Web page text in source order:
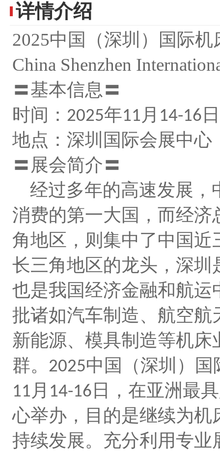
详情介绍
2025中国（深圳）国际机
China Shenzhen
〓基本信息〓
时间： 2025年11 月 14-16 日
地点：深圳国际会展中心
〓展会简介〓
经过多年的高速发展，
消费的第一大国，而经
角地区，则集中了中国
长三角地区的龙头，深
也是我国经济金融和航
批诸如汽车制造、航空
新能源、模具制造等机
群。 2025中国（深圳）
11 月 14-16 日，在亚洲最
心举办，目的是继续为
持续发展。充分利用专业